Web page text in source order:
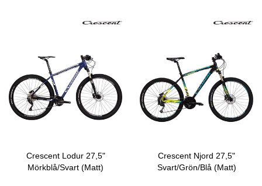
Crescent Lodur 27,5"
Mörkblå/Svart (Matt)
Crescent Njord 27,5"
Svart/Grön/Blå (Matt)